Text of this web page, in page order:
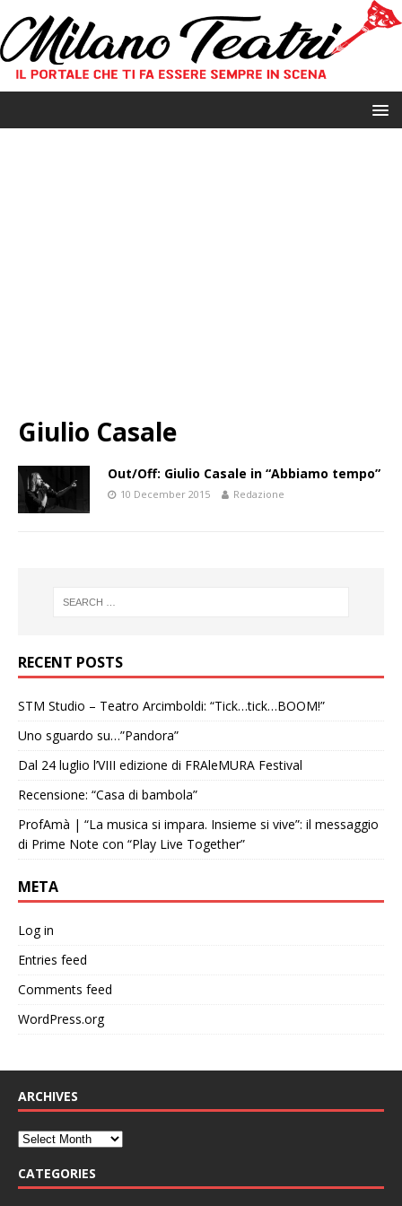
Giulio Casale
Out/Off: Giulio Casale in “Abbiamo tempo”
10 December 2015 Redazione
RECENT POSTS
STM Studio – Teatro Arcimboldi: “Tick…tick…BOOM!”
Uno sguardo su…”Pandora”
Dal 24 luglio l’VIII edizione di FRAleMURA Festival
Recensione: “Casa di bambola”
ProfAmà | “La musica si impara. Insieme si vive”: il messaggio
di Prime Note con “Play Live Together”
META
Log in
Entries feed
Comments feed
WordPress.org
ARCHIVES
CATEGORIES